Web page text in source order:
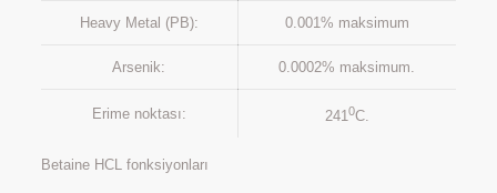
Heavy Metal (PB): 0.001% maksimum
Arsenik: 0.0002% maksimum.
Erime noktası: 2410C.
Betaine HCL fonksiyonları